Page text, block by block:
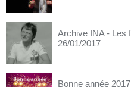
Archive INA - Les
26/01/2017
Bonne année